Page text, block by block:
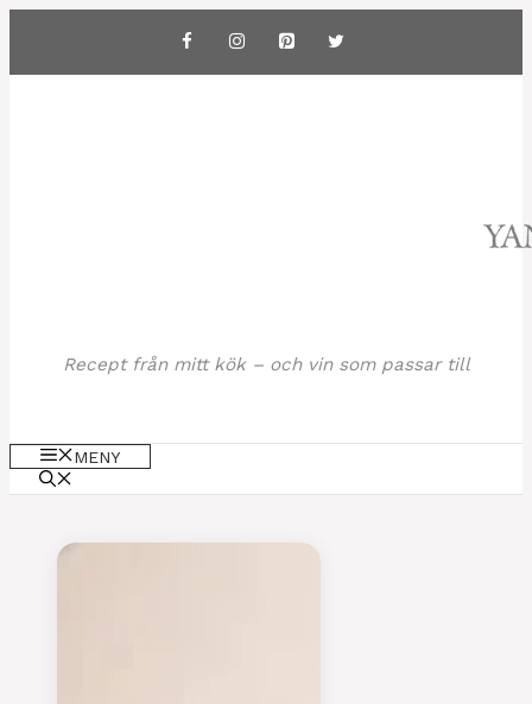
innehåll
Recept från mitt kök – och vin som passar till
MENY